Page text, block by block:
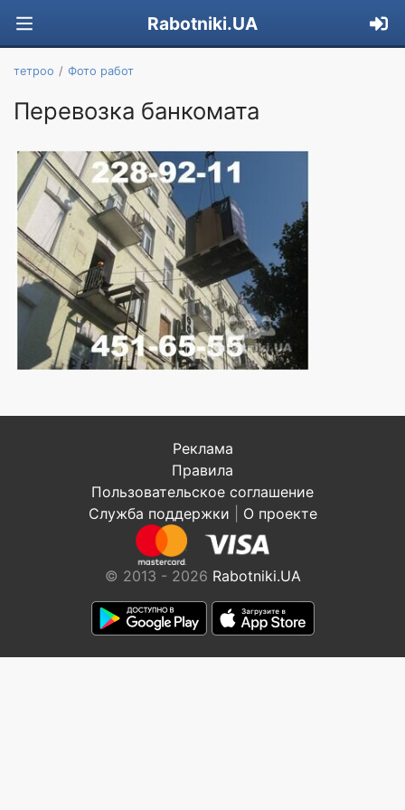
Rabotniki.UA
тетроо Фото работ
Перевозка банкомата
Реклама
Правила
Пользовательское соглашение
Служба поддержки
О проекте
© 2013 - 2026 Rabotniki.UA